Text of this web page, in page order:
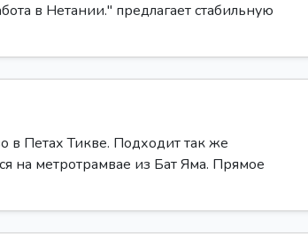
в Нетании." предлагает стабильную
в Петах Тикве. Подходит так же
на метротрамвае из Бат Яма. Прямое